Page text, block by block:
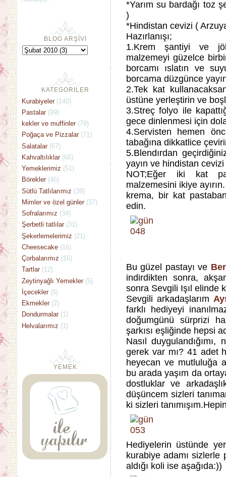
*Yarım su bardağı toz
)
*Hindistan cevizi (
Hazırlanışı;
1.Krem şantiyi ve
malzemeyi güzelce
borcamı ıslatın ve
borcama düzgünce
2.Tek kat
üstüne yerleştirin ve
3.Streç folyo ile
gece dinlenmesi için
4.Servisten hemen
tabağına dikkatlice
5.Blendırdan
yayın ve hindistan
NOT;Eğer iki kat
malzemesini ikiye
krema, bir kat
edin.
Bu güzel pastayı ve
indirdikten sonra,
sonra Sevgili Işıl elinde
Sevgili arkadaşlarım
farklı hediyeyi
doğumgünü sürprizi
şarkısı eşliğinde hepsi
Nasıl
gerek var mı? 41 adet
heyecan ve mutluluğa
bu arada yaşım da
dostluklar ve
düşüncem sizleri
ki sizleri
Hediyelerin üstünde
kurabiye adamı
aldığı koli ise aşağıda:))
BLOG ARŞİVİ
KATEGORİLER
Kurabiyeler (140)
Pastalar (99)
kekler ve muffinler (79)
Poğaça ve Pizzalar (71)
Salatalar (67)
Kahvaltılıklar (66)
Yemeklerimiz (51)
Börekler (46)
Sütlü Tatlılarımız (39)
Mimler ve özel günler (37)
Sofralarımız (34)
Şerbetli tatlılar (31)
Şekerlemelerimiz (21)
Cheesecake (16)
Çorbalarımız (16)
Tartlar (12)
Zeytinyağlı Yemekler (5)
İçecekler (5)
Ekmekler (2)
Dondurmalar (1)
Helvalarımız (1)
YEMEK